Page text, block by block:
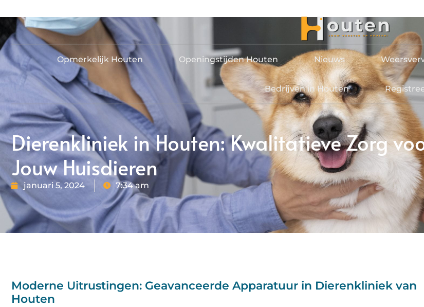
Opmerkelijk Houten Openingstijden Houten Nieuws
Bedrijven in Houten
Dierenkliniek in Houten: Kwalitatieve Zorg
Jouw Huisdieren
januari 5, 2024 7:34 am
Moderne Uitrustingen: Geavanceerde Apparatuur in Dierenkliniek van
Houten